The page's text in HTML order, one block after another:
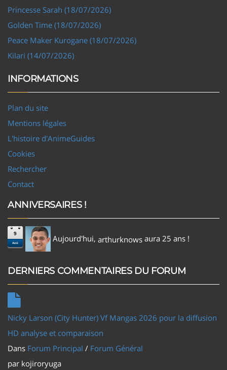
Princesse Sarah (18/07/2026)
Golden Time (18/07/2026)
Peace Maker Kurogane (18/07/2026)
Kilari (14/07/2026)
INFORMATIONS
Plan du site
Mentions légales
L'histoire d'AnimeGuides
Cookies
Rechercher
Contact
ANNIVERSAIRES !
9
Aoû Aujourd'hui, arthurknows aura 25 ans !
DERNIERS COMMENTAIRES DU FORUM
Nicky Larson (City Hunter) Vf Mangas 2026 pour la diffusion
HD analyse et comparaison
Dans Forum Principal / Forum Général
par kojiroryuga